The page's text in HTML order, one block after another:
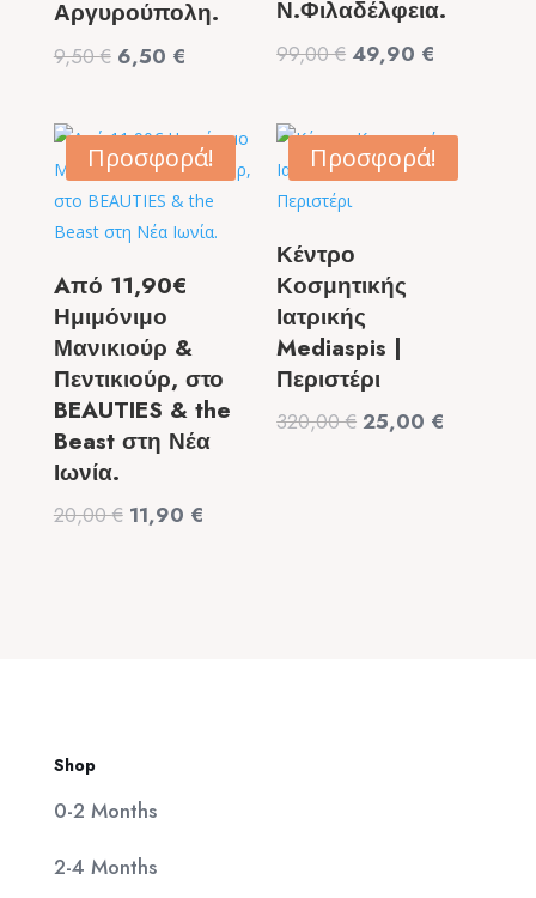
Αργυρούπολη.
9,50€ Original
9,50 €.
6,50 €
είναι:
6,50 €.
Ν.Φιλαδέλφεια.
99,00€ Original
99,00 €.
49,90 €
49,90 €.
Προσφορά!
Aπό 11,90€
Ημιμόνιμο
Μανικιούρ &
Πεντικιούρ, στο
BEAUTIES & the
Beast στη Νέα
Ιωνία.
20,00€ Original
11,90 €
Προσφορά!
Κέντρο
Κοσμητικής
Ιατρικής
Mediaspis |
Περιστέρι
320,00€ Original
25,00 €
Shop
0-2 Months
2-4 Months